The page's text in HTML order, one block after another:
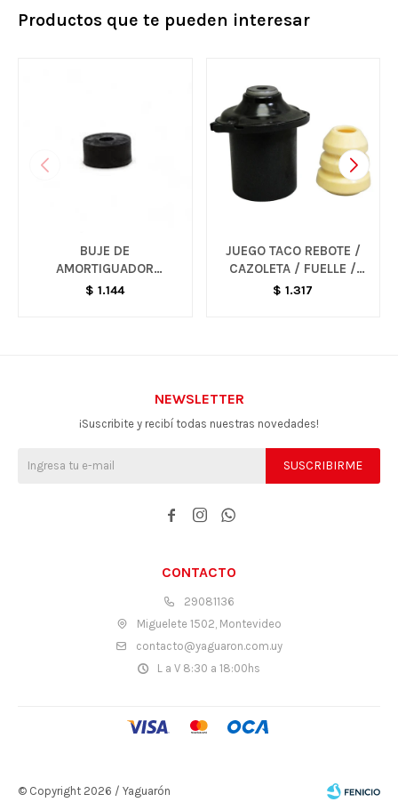
Productos que te pueden interesar
BUJE DE
AMORTIGUADOR
SUPERIOR DELANTERO -
$ 1.144
JUEGO TACO REBOTE /
CAZOLETA / FUELLE /
GRAPODINA - VARIOS
$ 1.317
CONTACTO
29081136
Miguelete 1502, Montevideo
contacto@yaguaron.com.uy
L a V 8:30 a 18:00hs
NEWSLETTER
¡Suscribite y recibí todas nuestras novedades!
SUSCRIBIRME
  
© Copyright 2026 / Yaguarón